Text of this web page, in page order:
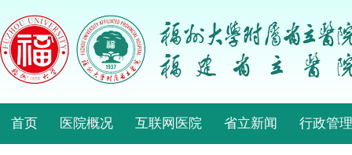
首页 医院概况 互联网医院 省立新闻 行政管理